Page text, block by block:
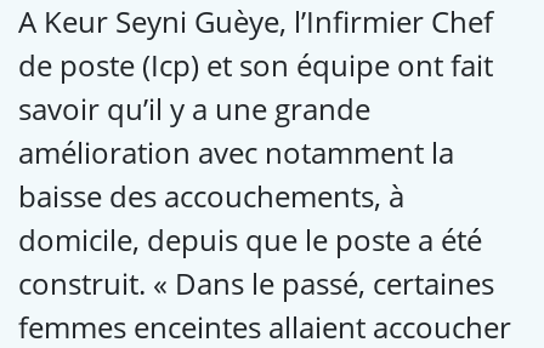
A Keur Seyni Guèye, l’Infirmier Chef
de poste (Icp) et son équipe ont fait
savoir qu’il y a une grande
amélioration avec notamment la
baisse des accouchements, à
domicile, depuis que le poste a été
construit. « Dans le passé, certaines
femmes enceintes allaient accoucher